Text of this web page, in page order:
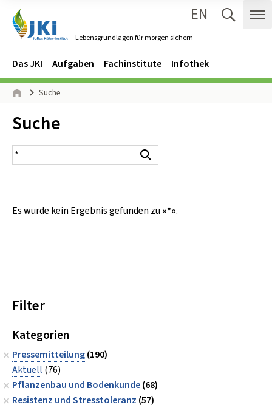
Lebensgrundlagen für morgen sichern
EN
Navigation
Hauptmenü
Das JKI Aufgaben Fachinstitute Infothek
Seitenpfad
Suche
Inhalt:
Suche
Suchergebnis
Es wurde kein Ergebnis gefunden zu »*«.
Filter
Kategorien
Pressemitteilung(190)
Aktuell (76)
Pflanzenbau und Bodenkunde(68)
Resistenz und Stresstoleranz (57)